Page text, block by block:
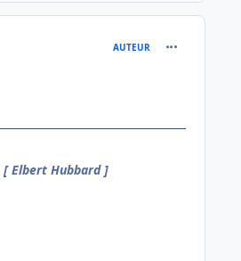
AUTEUR
[ Elbert Hubbard ]